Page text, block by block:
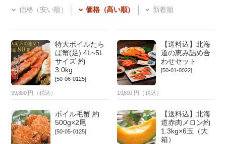
価格（安い順） 価格（高い順） 新着順
特大ボイルたら
ば蟹(足) 4L~5L
サイズ 約
3.0kg
[50-06-0125]
39,800 円（税込）
【送料込】北海
道の恵み詰め合
わせセット
[50-01-0022]
19,800 円（税込）
ボイル毛蟹 約
500g×2尾
[50-05-0125]
【送料込】北海
道赤肉メロン約
1.3kg×6玉（大
箱）